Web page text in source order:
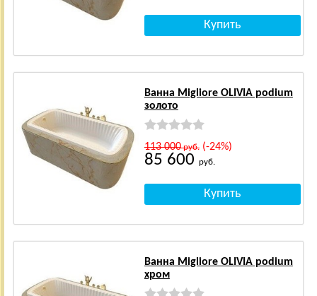
Ванна Migliore OLIVIA podium
золото
113 000руб.(-24%)
85 600 руб.
Ванна Migliore OLIVIA podium
хром